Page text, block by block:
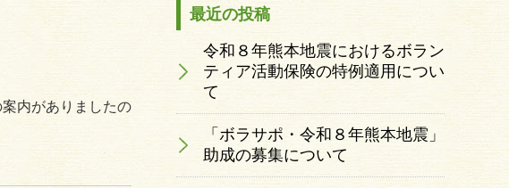
内がありましたの
最近の投稿
令和８年熊本地震におけるボラン
ティア活動保険の特例適用につい
て
「ボラサポ・令和８年熊本地震」
助成の募集について